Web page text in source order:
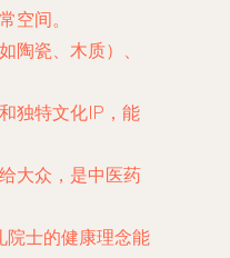
空间。
陶瓷、木质）、
独特文化IP，能
大众，是中医药
院士的健康理念能